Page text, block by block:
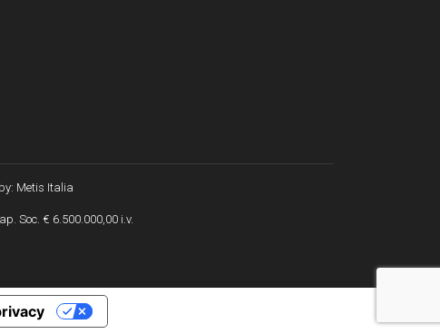
Metis Italia
Soc. € 6.500.000,00 i.v.